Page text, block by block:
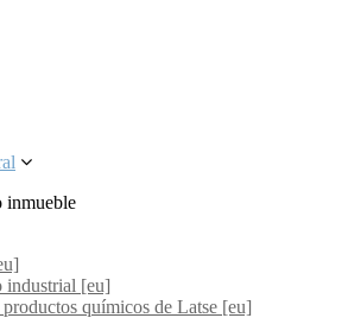
inmueble
industrial [eu]
químicos de Latse [eu]